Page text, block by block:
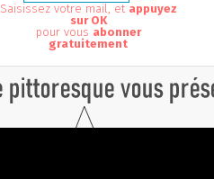
Saisissez votre mail, et appuyez
sur OK
pour vous abonner
gratuitement